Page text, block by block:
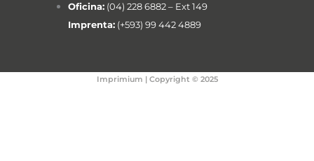
Oficina: (04) 228 6882 – Ext 149
Imprenta: (+593) 99 442 4889
Imprimium | Copyright © 2025